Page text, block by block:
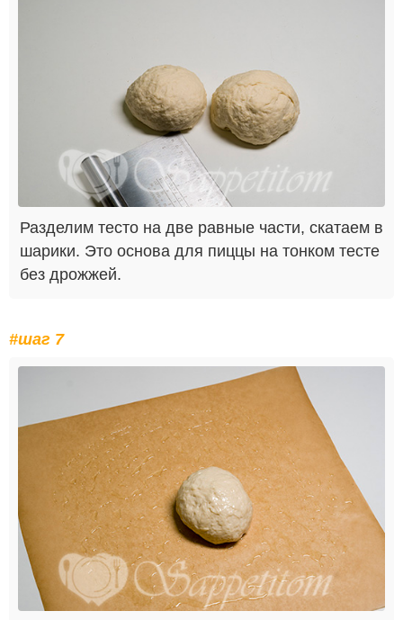
Разделим тесто на две равные части, скатаем в
шарики. Это основа для пиццы на тонком тесте
без дрожжей.
#шаг 7